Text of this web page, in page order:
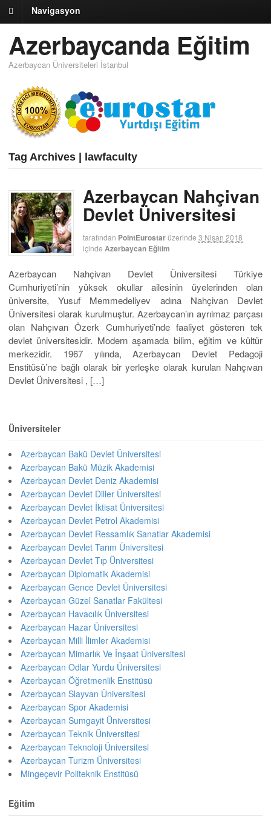
Navigasyon
Azerbaycanda Eğitim
Azerbaycan Üniversiteleri İstanbul
Tag Archives | lawfaculty
Azerbaycan Nahçivan
Devlet Üniversitesi
tarafından PointEurostarüzerinde 3 Nisan 2018
içinde Azerbaycan Eğitim
Azerbaycan Nahçivan Devlet Üniversitesi Türkiye
Cumhuriyeti’nin yüksek okullar ailesinin üyelerinden olan
üniversite, Yusuf Memmedeliyev adına Nahçivan Devlet
Üniversitesi olarak kurulmuştur. Azerbaycan’ın ayrılmaz parçası
olan Nahçıvan Özerk Cumhuriyeti’nde faaliyet gösteren tek
devlet üniversitesidir. Modern aşamada bilim, eğitim ve kültür
merkezidir. 1967 yılında, Azerbaycan Devlet Pedagoji
Enstitüsü’ne bağlı olarak bir yerleşke olarak kurulan Nahçıvan
Devlet Üniversitesi , […]
Üniversiteler
Azerbaycan Bakü Devlet Üniversitesi
Azerbaycan Bakü Müzik Akademisi
Azerbaycan Devlet Deniz Akademisi
Azerbaycan Devlet Diller Üniversitesi
Azerbaycan Devlet İktisat Üniversitesi
Azerbaycan Devlet Petrol Akademisi
Azerbaycan Devlet Ressamlık Sanatlar Akademisi
Azerbaycan Devlet Tarım Üniversitesi
Azerbaycan Devlet Tıp Üniversitesi
Azerbaycan Diplomatik Akademisi
Azerbaycan Gence Devlet Üniversitesi
Azerbaycan Güzel Sanatlar Fakültesi
Azerbaycan Havacılık Üniversitesi
Azerbaycan Hazar Üniversitesi
Azerbaycan Milli İlimler Akademisi
Azerbaycan Mimarlık Ve İnşaat Üniversitesi
Azerbaycan Odlar Yurdu Üniversitesi
Azerbaycan Öğretmenlik Enstitüsü
Azerbaycan Slayvan Üniversitesi
Azerbaycan Spor Akademisi
Azerbaycan Sumgayit Üniversitesi
Azerbaycan Teknik Üniversitesi
Azerbaycan Teknoloji Üniversitesi
Azerbaycan Turizm Üniversitesi
Mingeçevir Politeknik Enstitüsü
Eğitim